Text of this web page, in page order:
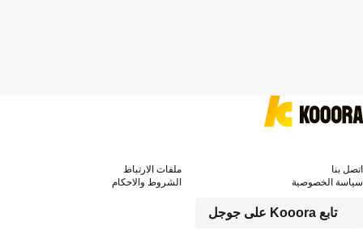
تابع Kooora على جوجل
اتصل بنا
ملفات الارتباط
سياسة الخصوصية
الشروط والاحكام